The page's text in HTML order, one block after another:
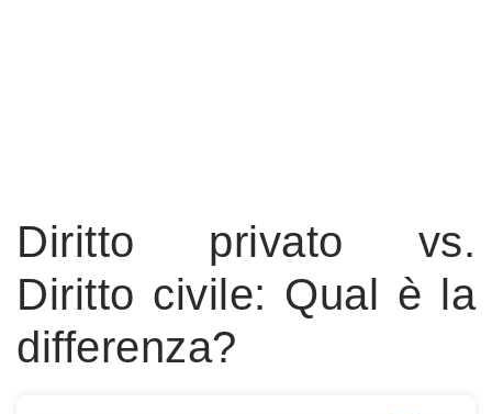
Diritto privato vs.
Diritto civile: Qual è la
differenza?